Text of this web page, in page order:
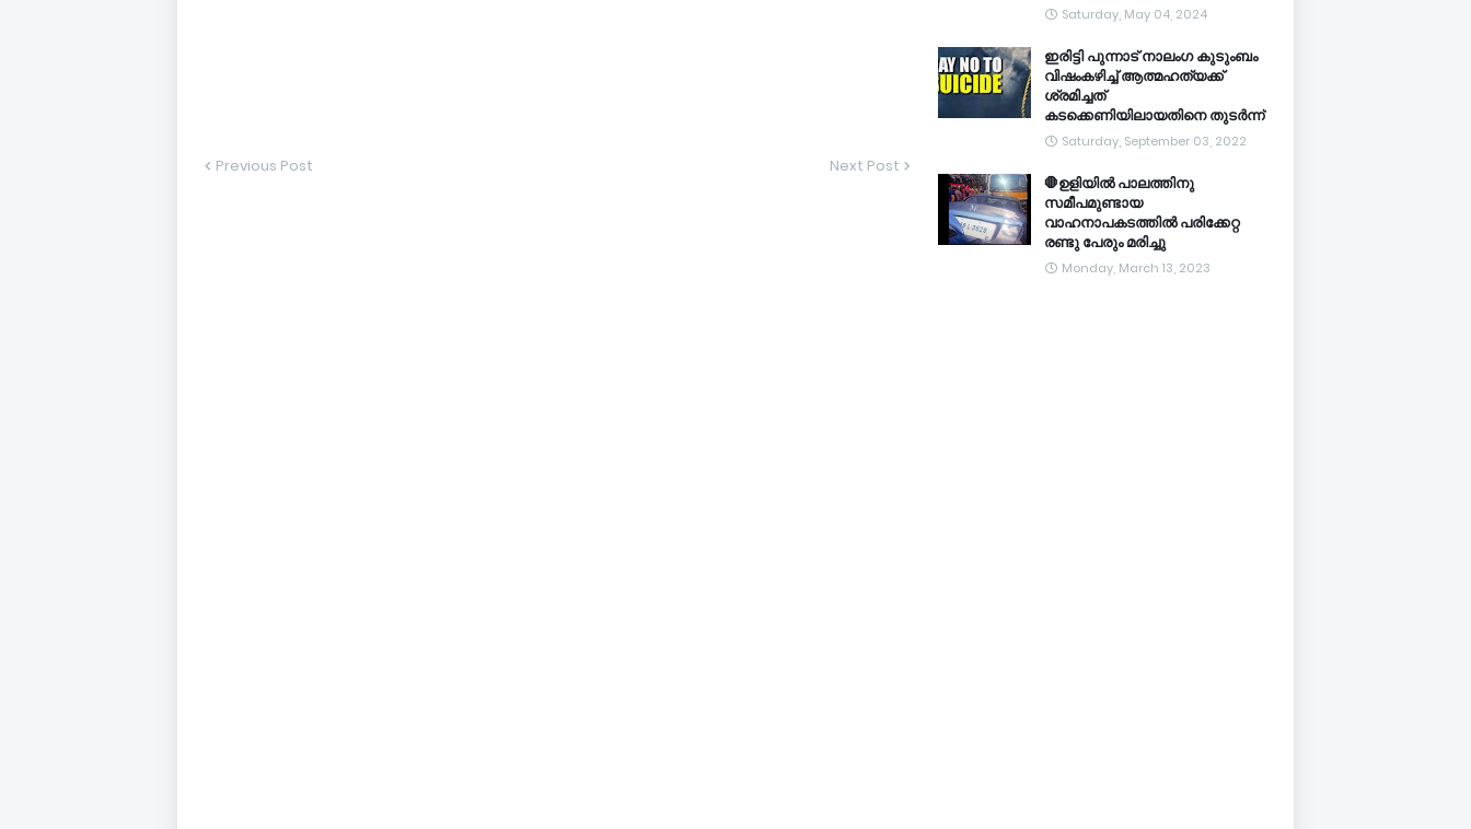
Previous Post Next Post
Saturday, May 04, 2024
ഇരിട്ടി പുന്നാട് നാലംഗ കുടുംബം
വിഷംകഴിച്ച്‌ ആത്മഹത്യക്ക്
ശ്രമിച്ചത്
കടക്കെണിയിലായതിനെ തുടർന്ന്
Saturday, September 03, 2022
🛑ഉളിയിൽ പാലത്തിനു
സമീപമുണ്ടായ
വാഹനാപകടത്തിൽ പരിക്കേറ്റ
രണ്ടു പേരും മരിച്ചു
Monday, March 13, 2023